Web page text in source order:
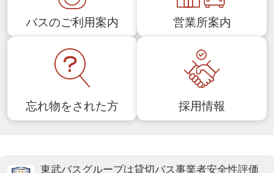
バスのご利用案内 営業所案内
忘れ物をされた方 採用情報
東武バスグループは貸切バス事業者安全性評価